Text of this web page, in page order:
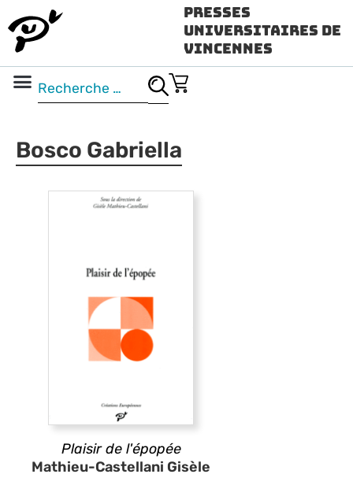
Presses
Universitaires de
Vincennes
Bosco Gabriella
Plaisir de l'épopée
Mathieu-Castellani Gisèle